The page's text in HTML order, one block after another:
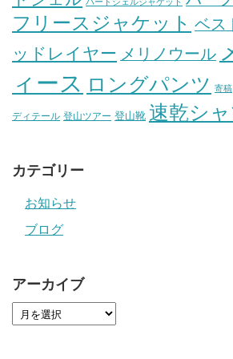
フリースジャケット ベス
ッドレイヤー メリノウール
ィース ロングパンツ 寄稿
ディテール 登山ツアー 登山靴 速乾シ
カテゴリー
お知らせ
ブログ
アーカイブ